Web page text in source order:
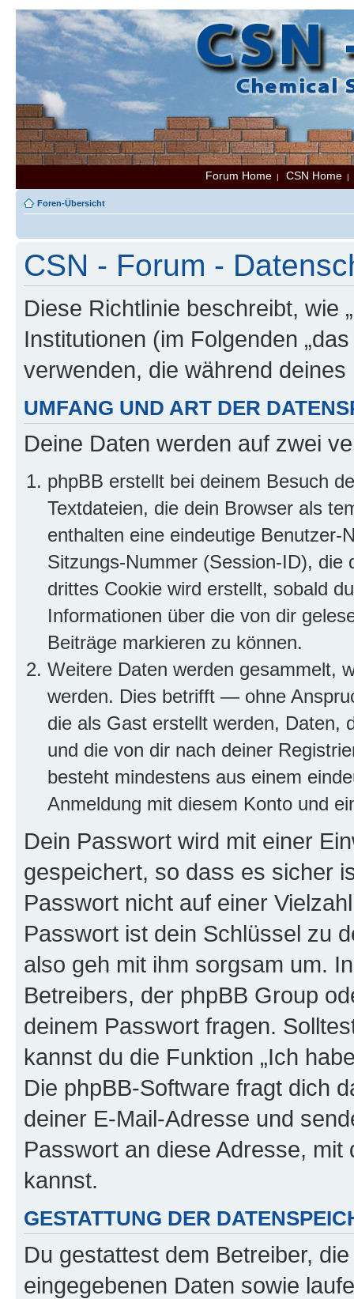
Forum Home | CSN Home
Foren-Übersicht
CSN - Forum -
Diese Richtlinie beschreibt, wie
Institutionen (im Folgenden
verwenden, die während
UMFANG UND ART DER
Deine Daten werden auf zwei
phpBB erstellt bei deinem Besuch
Textdateien, die dein Browser als
enthalten eine eindeutige
Sitzungs-Nummer (Session-ID), die
drittes Cookie wird erstellt, sobald
Informationen über die von dir
Beiträge markieren zu können.
Weitere Daten werden gesammelt,
werden. Dies betrifft — ohne
die als Gast erstellt werden, Daten,
und die von dir nach deiner
besteht mindestens aus einem
Anmeldung mit diesem Konto und
Dein Passwort wird mit einer
gespeichert, so dass es sicher
Passwort nicht auf einer
Passwort ist dein Schlüssel zu
also geh mit ihm sorgsam um.
Betreibers, der phpBB Group
deinem Passwort fragen.
kannst du die Funktion „Ich
Die phpBB-Software fragt dich
deiner E-Mail-Adresse und
Passwort an diese Adresse,
kannst.
GESTATTUNG DER
Du gestattest dem Betreiber,
eingegebenen Daten sowie